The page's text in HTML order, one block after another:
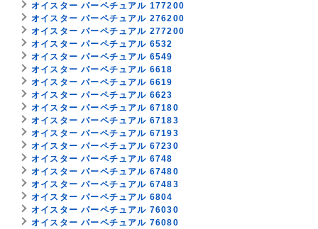
オイスター パーペチュアル 177200
オイスター パーペチュアル 276200
オイスター パーペチュアル 277200
オイスター パーペチュアル 6532
オイスター パーペチュアル 6549
オイスター パーペチュアル 6618
オイスター パーペチュアル 6619
オイスター パーペチュアル 6623
オイスター パーペチュアル 67180
オイスター パーペチュアル 67183
オイスター パーペチュアル 67193
オイスター パーペチュアル 67230
オイスター パーペチュアル 6748
オイスター パーペチュアル 67480
オイスター パーペチュアル 67483
オイスター パーペチュアル 6804
オイスター パーペチュアル 76030
オイスター パーペチュアル 76080